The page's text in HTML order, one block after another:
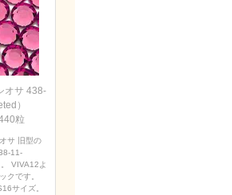
オサ 438-
）
粒
サ 旧型の
11-
VIVA12よ
クです。
サイズ。